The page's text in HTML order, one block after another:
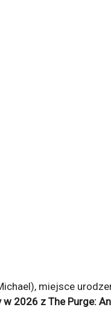
miejsce
w 2026 zThe Purge: